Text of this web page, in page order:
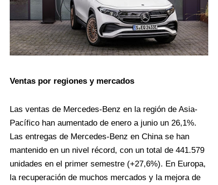
Ventas por regiones y mercados
Las ventas de Mercedes-Benz en la región de Asia-
Pacífico han aumentado de enero a junio un 26,1%.
Las entregas de Mercedes-Benz en China se han
mantenido en un nivel récord, con un total de 441.579
unidades en el primer semestre (+27,6%). En Europa,
la recuperación de muchos mercados y la mejora de